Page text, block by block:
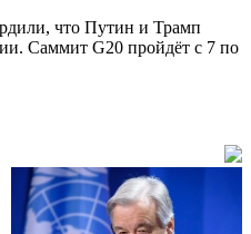
что Путин и Трамп
Саммит G20 пройдёт с 7 по